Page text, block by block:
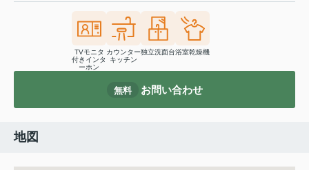
TVモニタ
付きインタ
ーホン
カウンター
キッチン
独立洗面台浴室乾燥機
無料 お問い合わせ
地図